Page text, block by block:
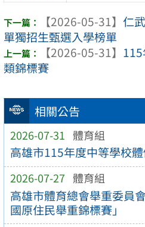
相關公告
2026-07-31 體育組
高雄市115年度中等學校
2026-07-27 體育組
高雄市體育總會舉重委員
國原住民舉重錦標賽」
【2026-05-31】 仁
單獨招生甄選入學榜單
【2026-05-31】
類錦標賽